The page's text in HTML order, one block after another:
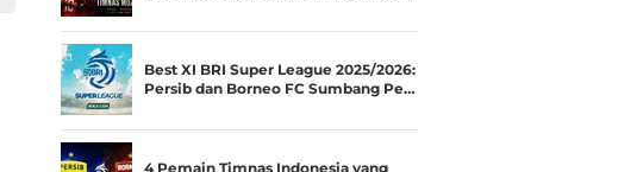
Best XI BRI Super League 2025/2026:
Persib dan Borneo FC Sumbang Pe…
4 Pemain Timnas Indonesia yang